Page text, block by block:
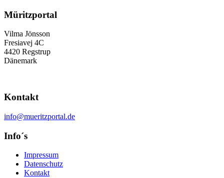
Müritzportal
Vilma Jönsson
Fresiavej 4C
4420 Regstrup
Dänemark
Kontakt
info@mueritzportal.de
Info´s
Impressum
Datenschutz
Kontakt